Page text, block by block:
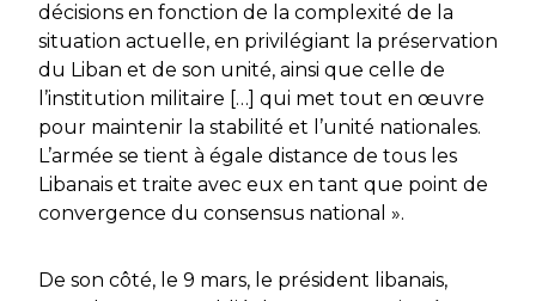
décisions en fonction de la complexité de la
situation actuelle, en privilégiant la préservation
du Liban et de son unité, ainsi que celle de
l’institution militaire […] qui met tout en œuvre
pour maintenir la stabilité et l’unité nationales.
L’armée se tient à égale distance de tous les
Libanais et traite avec eux en tant que point de
convergence du consensus national ».
De son côté, le 9 mars, le président libanais,